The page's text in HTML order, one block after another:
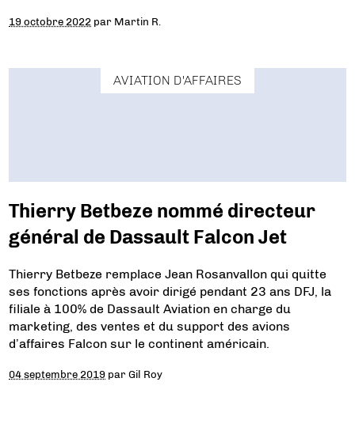
19 octobre 2022 par Martin R.
AVIATION D'AFFAIRES
Thierry Betbeze nommé directeur
général de Dassault Falcon Jet
Thierry Betbeze remplace Jean Rosanvallon qui quitte
ses fonctions après avoir dirigé pendant 23 ans DFJ, la
filiale à 100% de Dassault Aviation en charge du
marketing, des ventes et du support des avions
d’affaires Falcon sur le continent américain.
04 septembre 2019 parGil Roy